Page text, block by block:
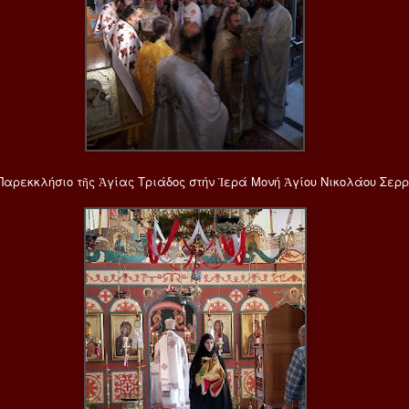
τῆς Ἁγίας Τριάδος στήν Ἱερά Μονή Ἁγίου Νικολάου